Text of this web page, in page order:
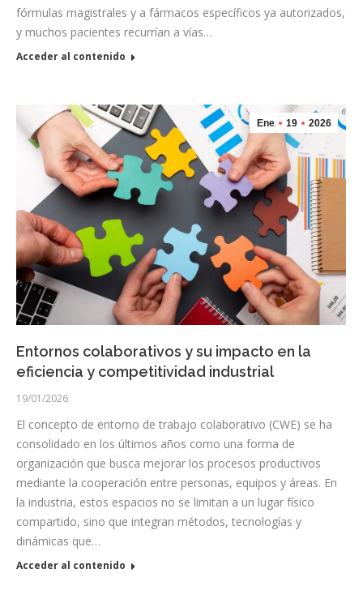
fórmulas magistrales y a fármacos específicos ya autorizados,
y muchos pacientes recurrían a vías…
Acceder al contenido
Ene 19 2026
Entornos colaborativos y su impacto en la
eficiencia y competitividad industrial
19/01/2026
El concepto de entorno de trabajo colaborativo (CWE) se ha
consolidado en los últimos años como una forma de
organización que busca mejorar los procesos productivos
mediante la cooperación entre personas, equipos y áreas. En
la industria, estos espacios no se limitan a un lugar físico
compartido, sino que integran métodos, tecnologías y
dinámicas que…
Acceder al contenido